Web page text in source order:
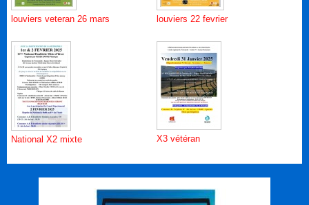
louviers veteran 26 mars louviers 22 fevrier
National X2 mixte X3 vétéran